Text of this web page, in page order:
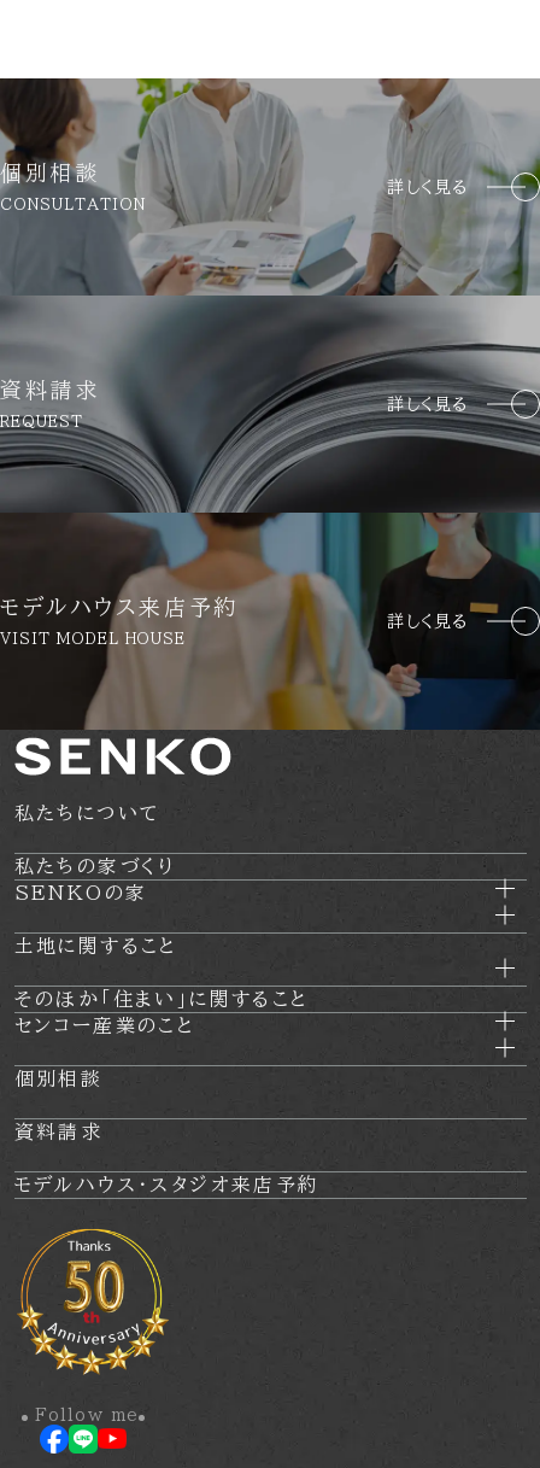
個別相談
CONSULTATION
詳しく見る
資料請求
REQUEST
詳しく見る
モデルハウス来店予約
VISIT MODEL HOUSE
詳しく見る
私たちについて
私たちの家づくり
SENKOの家
土地に関すること
そのほか 「住まい」に関すること
センコー産業のこと
個別相談
資料請求
モデルハウス・ スタジオ来店予約
Follow me